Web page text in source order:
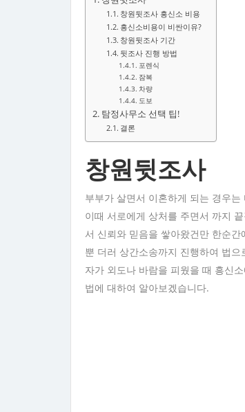
창원뒷조사 흥신소 비용
흥신소비용이 비싼이유?
창원뒷조사 기간
뒷조사 진행 방법
포렌식
잠복
차량
도보
탐정사무소 선택 팁!
결론
창원뒷조사
부부가 살면서 이혼하게 되는 경우
이때 서로에게 상처를 주면서 까지
서 신뢰와 믿음을 쌓아왔건만 한순
뿐 더러 상간소송까지 진행하여 법
자가 외도나 바람을 피웠을 때 흥신
법에 대하여 알아보겠습니다.